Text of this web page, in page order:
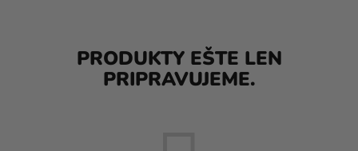
OblečeniePRODUKTY EŠTE LEN
PRIPRAVUJEME.